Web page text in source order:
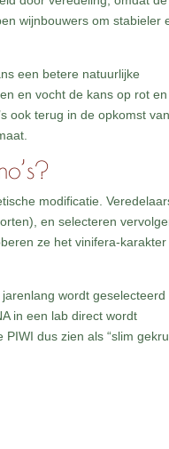
wijnbouwers om stabieler
een betere natuurlijke
en vocht de kans op rot en
ook terug in de opkomst van
modificatie.
en selecteren
ze het vinifera-karakter
wordt geselecteerd
in een lab direct wordt
dus zien als “slim